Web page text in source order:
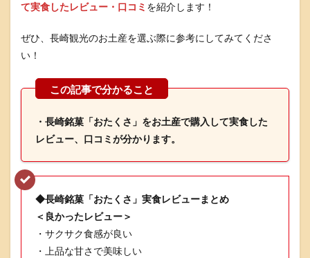
て実食したレビュー・口コミ を紹介します！
ぜひ、長崎観光のお土産を選ぶ際に参考にしてみてくださ
い！
・長崎銘菓「おたくさ」をお土産で購入して実食した
レビュー、口コミが分かります。
◆長崎銘菓「おたくさ」実食レビューまとめ
＜良かったレビュー＞
・サクサク食感が良い
・上品な甘さで美味しい